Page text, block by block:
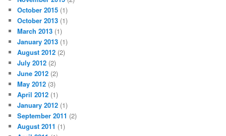
October 2015 (1)
October 2013 (1)
March 2013 (1)
January 2013 (1)
August 2012 (2)
July 2012 (2)
June 2012 (2)
May 2012 (3)
April 2012 (1)
January 2012 (1)
September 2011 (2)
August 2011 (1)